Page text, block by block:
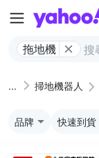
拖地機
掃地機器人
品牌 快速到貨